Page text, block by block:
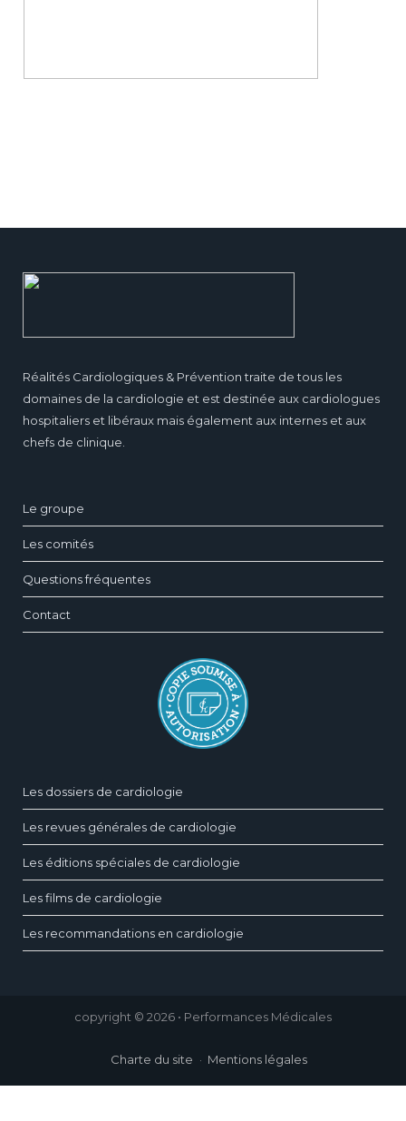
Réalités Cardiologiques & Prévention traite de tous les
domaines de la cardiologie et est destinée aux cardiologues
hospitaliers et libéraux mais également aux internes et aux
chefs de clinique.
Le groupe
Les comités
Questions fréquentes
Contact
Les dossiers de cardiologie
Les revues générales de cardiologie
Les éditions spéciales de cardiologie
Les films de cardiologie
Les recommandations en cardiologie
copyright © 2026 • Performances Médicales
Charte du site Mentions légales